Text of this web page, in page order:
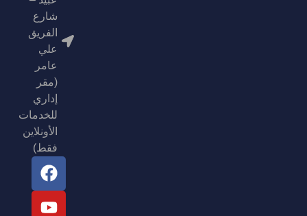
شارع
الفريق
علي
عامر
(مقر
إداري
للخدمات
الأونلاين
فقط)